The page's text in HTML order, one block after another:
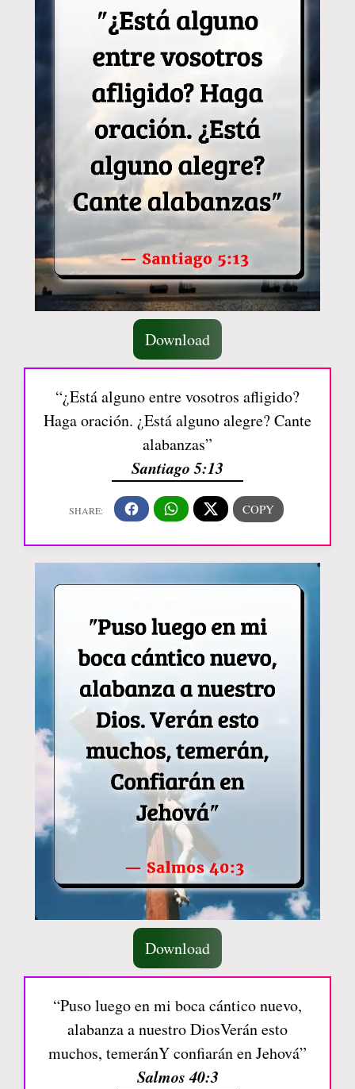
Download
“¿Está alguno entre vosotros afligido?
Haga oración. ¿Está alguno alegre? Cante
alabanzas”
Santiago 5:13
Download
“Puso luego en mi boca cántico nuevo,
alabanza a nuestro DiosVerán esto
muchos, temeránY confiarán en Jehová”
Salmos 40:3